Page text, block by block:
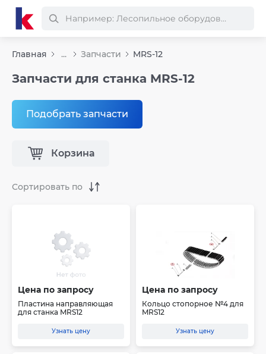
Главная ... Запчасти MRS-12
Запчасти для станка MRS-12
Подобрать запчасти
Корзина
Цена по запросу
Пластина направляющая
для станка MRS12
Узнать цену
Цена по запросу
Кольцо стопорное №4 для
MRS12
Узнать цену